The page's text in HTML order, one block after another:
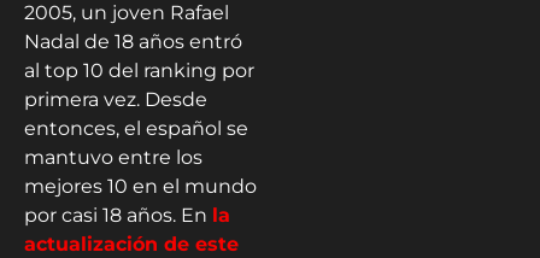
2005, un joven Rafael
Nadal de 18 años entró
al top 10 del ranking por
primera vez. Desde
entonces, el español se
mantuvo entre los
mejores 10 en el mundo
por casi 18 años. En la
actualización de este